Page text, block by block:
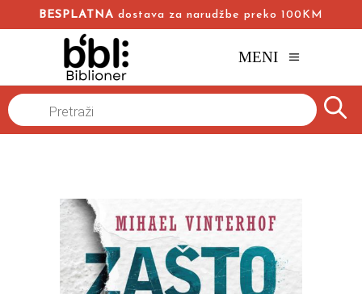
BESPLATNA dostava za narudžbe preko 100KM
MENI
Products
search